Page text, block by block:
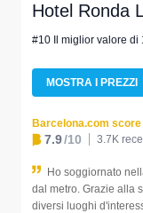
Hotel Ronda
#10 Il miglior valore di
MOSTRA I PREZZI
Barcelona.com score
7.9/10 3.7K
Ho soggiornato
dal metro. Grazie alla
diversi luoghi